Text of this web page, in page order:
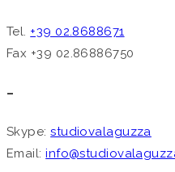
Tel. +39 02.8688671
Fax +39 02.86886750
–
Skype:studiovalaguzza
Email: